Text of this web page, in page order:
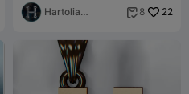
Uboat tip VII C41 (1)
Hartolia
 8 22